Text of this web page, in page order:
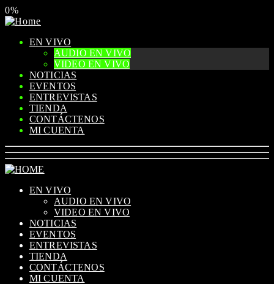
0%
EN VIVO
AUDIO EN VIVO
VIDEO EN VIVO
NOTICIAS
EVENTOS
ENTREVISTAS
TIENDA
CONTÁCTENOS
MI CUENTA
EN VIVO
AUDIO EN VIVO
VIDEO EN VIVO
NOTICIAS
EVENTOS
ENTREVISTAS
TIENDA
CONTÁCTENOS
MI CUENTA